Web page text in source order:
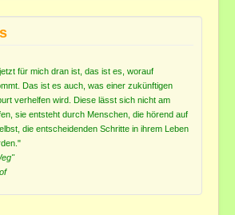
für mich dran ist, das ist es, worauf
Das ist es auch, was einer zukünftigen
verhelfen wird. Diese lässt sich nicht am
sie entsteht durch Menschen, die hörend auf
die entscheidenden Schritte in ihrem Leben